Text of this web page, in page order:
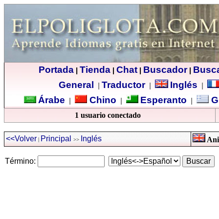
Portada| Tienda| Chat| Buscador|
General
Traductor| Inglés
Árabe Chino Esperanto
1 usuario conectado
<<Volver Principal >> Inglés
Término: